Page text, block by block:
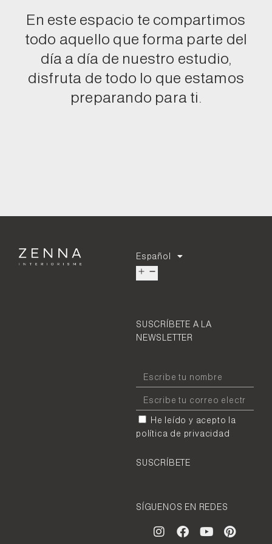
En este espacio te compartimos
todo aquello que forma parte del
día a día de nuestro estudio,
disfruta de todo lo que estamos
preparando para ti.
Español
SUSCRÍBETE A LA
NEWSLETTER
He leído y acepto la
política de privacidad
SUSCRÍBETE
SÍGUENOS EN REDES